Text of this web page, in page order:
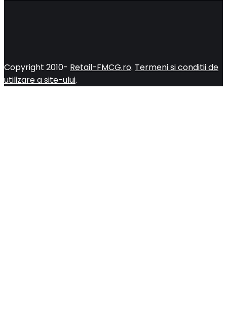
Copyright 2010- Retail-FMCG.ro. Termeni si conditii de
utilizare a site-ului.